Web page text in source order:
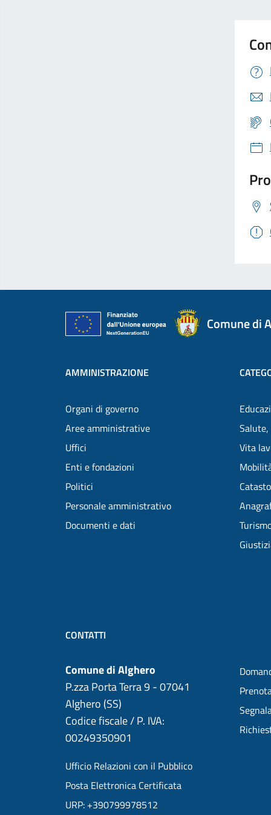
Comune di
AMMINISTRAZIONE
Organi di governo
Aree amministrative
Uffici
Enti e fondazioni
Politici
Personale amministrativo
Documenti e dati
Salute,
Vita
CONTATTI
Comune di Alghero
P.zza Porta Terra 9 - 07041
Alghero (SS)
Codice fiscale / P. IVA:
00249350901
Ufficio Relazioni con il Pubblico
Posta Elettronica Certificata
URP: +390799978512